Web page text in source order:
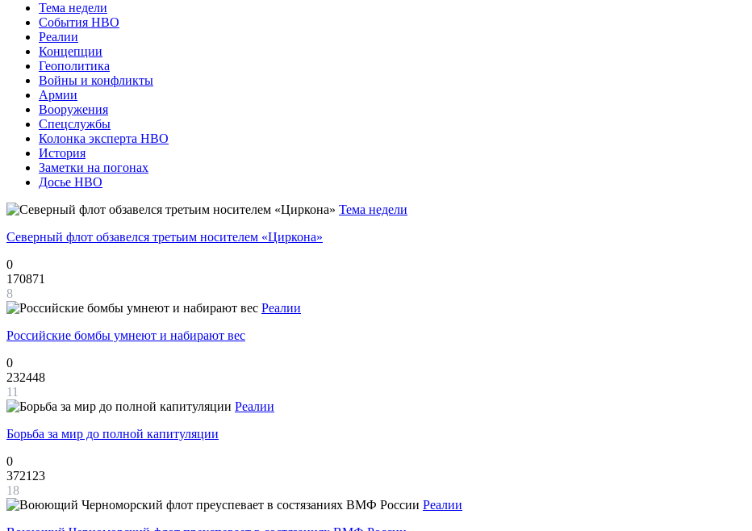
Тема недели
События НВО
Реалии
Концепции
Геополитика
Войны и конфликты
Армии
Вооружения
Спецслужбы
Колонка эксперта НВО
История
Заметки на погонах
Досье НВО
Тема недели
Северный флот обзавелся третьим носителем «Циркона»
0
170871
8
Реалии
Российские бомбы умнеют и набирают вес
0
232448
11
Реалии
Борьба за мир до полной капитуляции
0
372123
18
Реалии